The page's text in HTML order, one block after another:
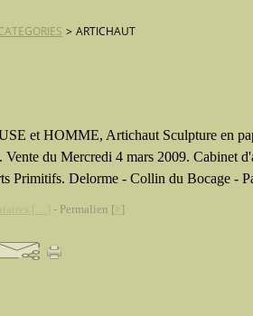
> ARTICHAUT
et HOMME, Artichaut Sculpture en
Vente du Mercredi 4 mars 2009. Cabinet
Primitifs. Delorme - Collin du Bocage -
- Permalien [ ]